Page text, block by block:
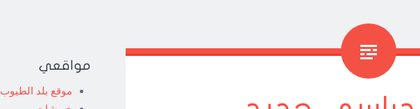
مواقعي
موقع بلد الطيوب